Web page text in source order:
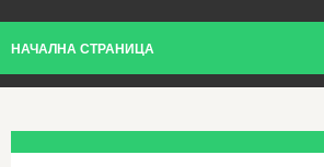
НАЧАЛНА СТРАНИЦА